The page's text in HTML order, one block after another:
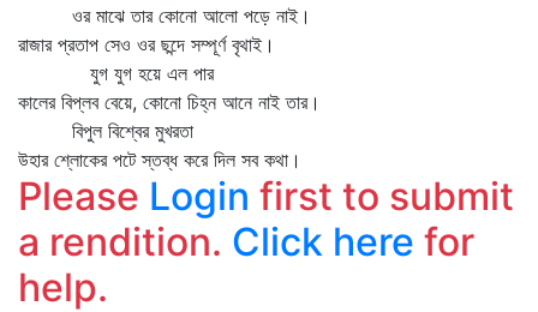
ওর মাঝে তার কোনো আলো পড়ে নাই।
রাজার প্রতাপ সেও ওর ছন্দে সম্পূর্ণ বৃথাই।
যুগ যুগ হয়ে এল পার
কালের বিপ্লব বেয়ে, কোনো চিহ্ন আনে নাই তার।
বিপুল বিশ্বের মুখরতা
উহার শ্লোকের পটে স্তব্ধ করে দিল সব কথা।
Please Login first to submit
a rendition. Click here for
help.